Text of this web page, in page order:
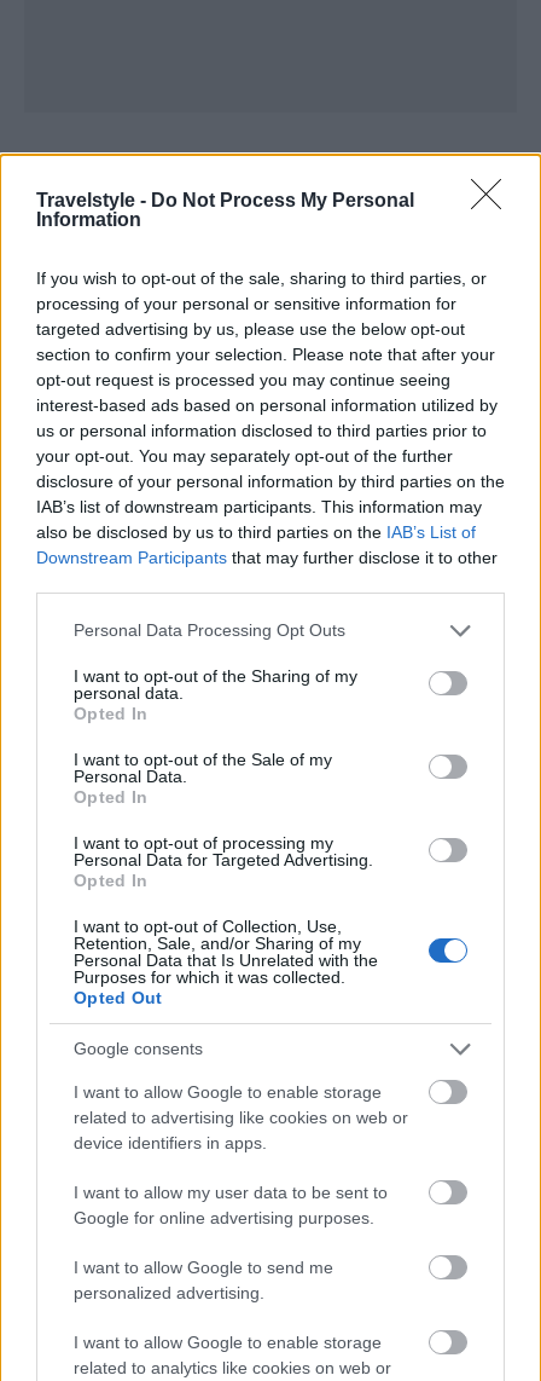
Travelstyle - Do Not Process My Personal
Information
If you wish to opt-out of the sale, sharing to third parties, or
processing of your personal or sensitive information for
targeted advertising by us, please use the below opt-out
section to confirm your selection. Please note that after your
opt-out request is processed you may continue seeing
interest-based ads based on personal information utilized by
us or personal information disclosed to third parties prior to
your opt-out. You may separately opt-out of the further
disclosure of your personal information by third parties on the
IAB’s list of downstream participants. This information may
also be disclosed by us to third parties on the IAB’s List of
Downstream Participants that may further disclose it to other
Please note that this website/app uses one or more Google
not limited to your visit or usage behaviour. You may click to
grant or deny consent to Google and its third-party tags to
use your data for below specified purposes in below Google
consent section.
Personal Data Processing Opt Outs
I want to opt-out of the Sharing of my
personal data.
Opted In
I want to opt-out of the Sale of my
Personal Data.
Opted In
I want to opt-out of processing my
Personal Data for Targeted Advertising.
Opted In
I want to opt-out of Collection, Use,
Retention, Sale, and/or Sharing of my
Personal Data that Is Unrelated with the
Purposes for which it was collected.
Opted Out
Google consents
I want to allow Google to enable storage
related to advertising like cookies on web or
device identifiers in apps.
I want to allow my user data to be sent to
Google for online advertising purposes.
I want to allow Google to send me
personalized advertising.
I want to allow Google to enable storage
related to analytics like cookies on web or
Σύμφωνα με μελέτη του 2023 από το Πανεπιστήμιο
καθαρού αέρα έχουν αυξηθεί παγκοσμίως τις
τελευταίες δεκαετίες.
Αναλυτικά, μεταξύ 1979 και 2020:
οι έντονες αναταράξεις πάνω από τον Βόρειο
Ατλαντικό αυξήθηκαν κατά 55%
οι μέτριες κατά 37%
Ο Βόρειος Ατλαντικός αποτελεί έναν από τους πιο
πολυσύχναστους εναέριους διαδρόμους στον
κόσμο, γεγονός που καθιστά τα ευρήματα ιδιαίτερα
σημαντικά για την παγκόσμια αεροπλοΐα.
Όπως σημειώνει ο καθηγητής Paul Williams,
μελέτης: «Μετά από μια δεκαετία ερευνών που
έδειχναν ότι η κλιματική αλλαγή θα αυξήσει τις
αναταράξεις στο μέλλον, έχουμε πλέον σαφή
στοιχεία ότι η αύξηση έχει ήδη ξεκινήσει